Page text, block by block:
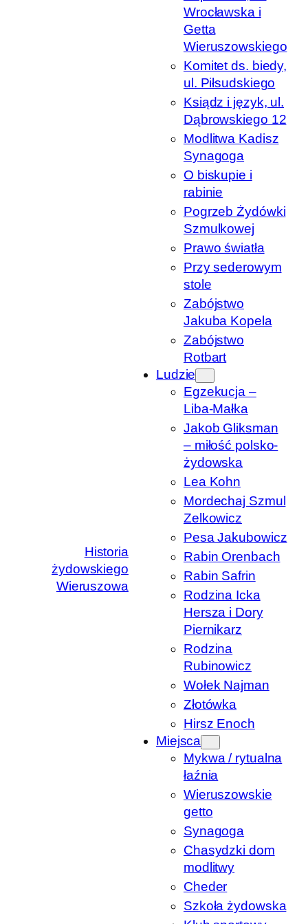
Historia
żydowskiego
Wieruszowa
Wrocławska i
Getta
Wieruszowskiego
Komitet ds. biedy,
ul. Piłsudskiego
Ksiądz i język, ul.
Dąbrowskiego 12
Modlitwa Kadisz
Synagoga
O biskupie i
rabinie
Pogrzeb Żydówki
Szmulkowej
Prawo światła
Przy sederowym
stole
Zabójstwo
Jakuba Kopela
Zabójstwo
Rotbart
Ludzie
Egzekucja –
Liba-Małka
Jakob Gliksman
– miłość polsko-
żydowska
Lea Kohn
Mordechaj Szmul
Zelkowicz
Pesa Jakubowicz
Rabin Orenbach
Rabin Safrin
Rodzina Icka
Hersza i Dory
Piernikarz
Rodzina
Rubinowicz
Wołek Najman
Złotówka
Hirsz Enoch
Miejsca
Mykwa / rytualna
łaźnia
Wieruszowskie
getto
Synagoga
Chasydzki dom
modlitwy
Cheder
Szkoła żydowska